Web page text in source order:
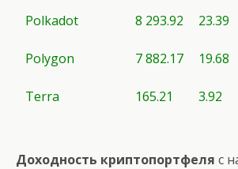
Polkadot 8 293.92 23.39
Polygon 7 882.17 19.68
Terra 165.21 3.92
Доходность криптопортфеля с